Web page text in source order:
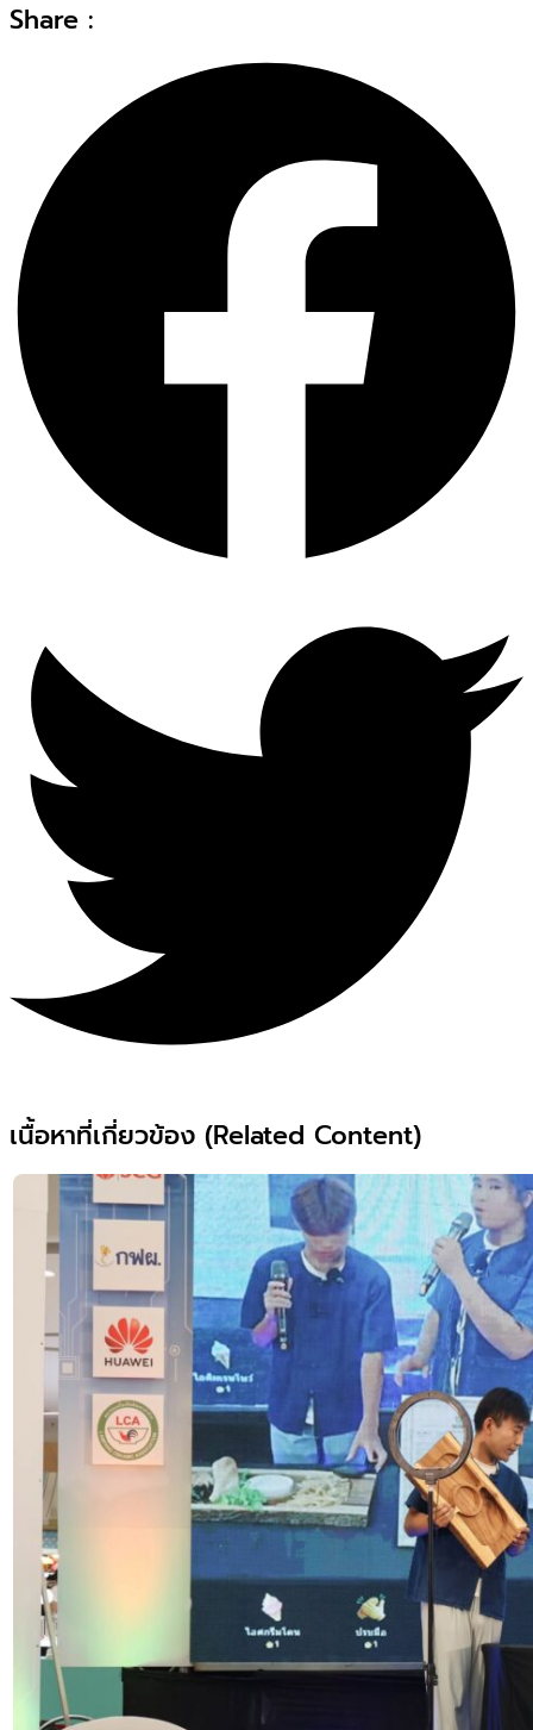
Share :
เนื้อหาที่เกี่ยวข้อง (Related Content)